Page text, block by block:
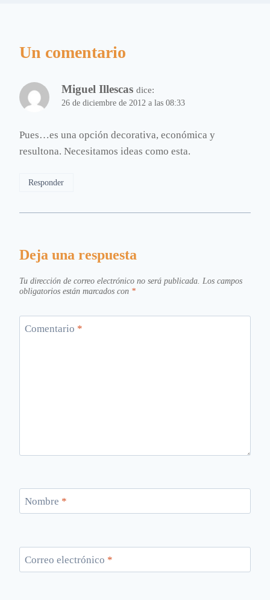
Un comentario
Miguel Illescas dice:
26 de diciembre de 2012 a las 08:33
Pues…es una opción decorativa, económica y
resultona. Necesitamos ideas como esta.
Responder
Deja una respuesta
Tu dirección de correo electrónico no será publicada. Los campos
obligatorios están marcados con *
Comentario *
Nombre *
Correo electrónico *